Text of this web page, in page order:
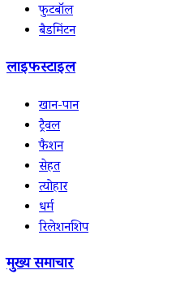
फुटबॉल
बैडमिंटन
लाइफस्टाइल
खान-पान
ट्रैवल
फैशन
सेहत
त्योहार
धर्म
रिलेशनशिप
मुख्य समाचार